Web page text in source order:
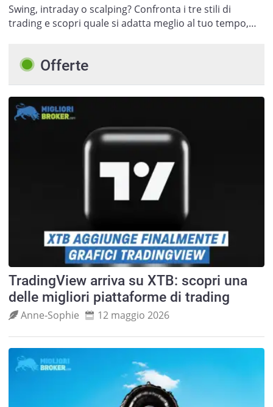
Swing, intraday o scalping? Confronta i tre stili di
trading e scopri quale si adatta meglio al tuo tempo,…
Offerte
TradingView arriva su XTB: scopri una
delle migliori piattaforme di trading
Anne‑Sophie 12 maggio 2026